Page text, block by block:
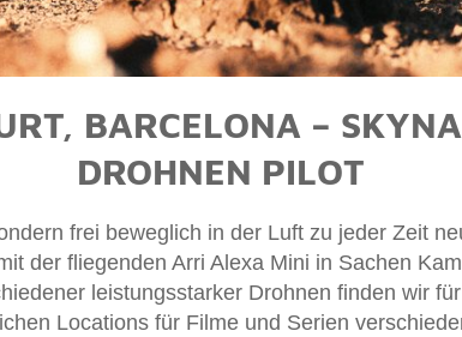
BARCELONA –
DROHNEN PILOT
frei beweglich in der Luft zu jeder Zeit
der fliegenden Arri Alexa Mini in Sachen
leistungsstarker Drohnen finden wir
Locations für Filme und Serien